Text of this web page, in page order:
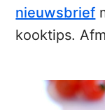
nieuwsbrief
kooktips.